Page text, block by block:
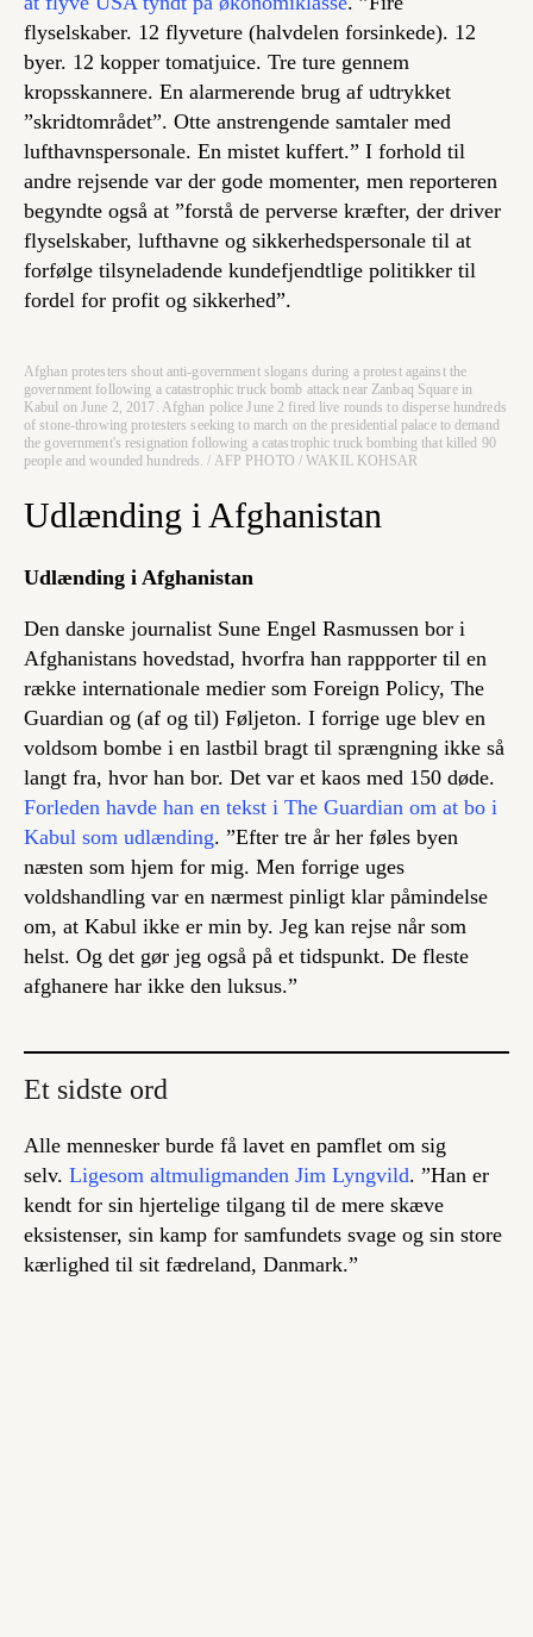
flyselskaber. 12 flyveture (halvdelen forsinkede). 12
byer. 12 kopper tomatjuice. Tre ture gennem
kropsskannere. En alarmerende brug af udtrykket
”skridtområdet”. Otte anstrengende samtaler med
lufthavnspersonale. En mistet kuffert.” I forhold til
andre rejsende var der gode momenter, men reporteren
begyndte også at ”forstå de perverse kræfter, der driver
flyselskaber, lufthavne og sikkerhedspersonale til at
forfølge tilsyneladende kundefjendtlige politikker til
fordel for profit og sikkerhed”.
Afghan protesters shout anti-government slogans during a protest against the
government following a catastrophic truck bomb attack near Zanbaq Square in
Kabul on June 2, 2017. Afghan police June 2 fired live rounds to disperse hundreds
of stone-throwing protesters seeking to march on the presidential palace to demand
the government's resignation following a catastrophic truck bombing that killed 90
people and wounded hundreds. / AFP PHOTO / WAKIL KOHSAR
Udlænding i Afghanistan
Udlænding i Afghanistan
Den danske journalist Sune Engel Rasmussen bor i
Afghanistans hovedstad, hvorfra han rappporter til en
række internationale medier som Foreign Policy, The
Guardian og (af og til) Føljeton. I forrige uge blev en
voldsom bombe i en lastbil bragt til sprængning ikke så
langt fra, hvor han bor. Det var et kaos med 150 døde.
Forleden havde han en tekst i The Guardian om at bo i
Kabul som udlænding. ”Efter tre år her føles byen
næsten som hjem for mig. Men forrige uges
voldshandling var en nærmest pinligt klar påmindelse
om, at Kabul ikke er min by. Jeg kan rejse når som
helst. Og det gør jeg også på et tidspunkt. De fleste
afghanere har ikke den luksus.”
Et sidste ord
Alle mennesker burde få lavet en pamflet om sig
selv. Ligesom altmuligmanden Jim Lyngvild. ”Han er
kendt for sin hjertelige tilgang til de mere skæve
eksistenser, sin kamp for samfundets svage og sin store
kærlighed til sit fædreland, Danmark.”